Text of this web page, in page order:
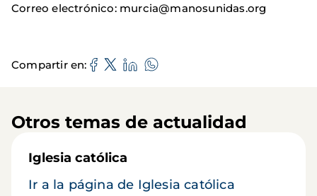
Correo electrónico: murcia@manosunidas.org
Compartir en
Otros temas de actualidad
Iglesia católica
Ir a la página de Iglesia católica